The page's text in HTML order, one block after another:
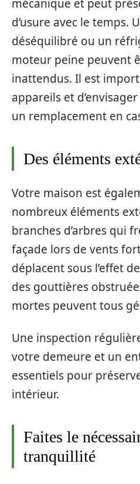
mécanique et peut
d’usure avec le temps.
déséquilibré ou un
moteur peine peuvent
inattendus. Il est
appareils et
un remplacement en
Des éléments
Votre maison est
nombreux éléments
branches d’arbres qui
façade lors de vents
déplacent sous l’effet
des gouttières
mortes peuvent tous
Une inspection
votre demeure et un
essentiels pour
intérieur.
Faites le
tranquillité